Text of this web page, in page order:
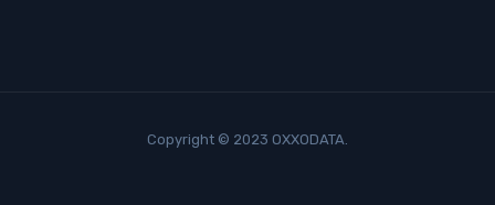
Copyright © 2023 OXXODATA.